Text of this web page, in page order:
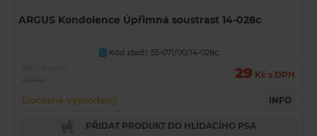
ARGUS Kondolence Úpřimná soustrast 14-028c
U Kód zboží: 55-071/00/14-028c
29 Kč s DPH
Dočasně vyprodaný INFO
PŘIDAT PRODUKT DO HLÍDACÍHO PSA